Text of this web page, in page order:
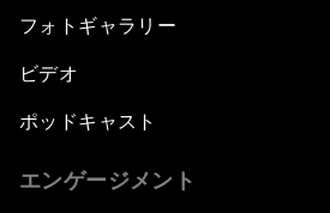
フォトギャラリー
ビデオ
ポッドキャスト
エンゲージメント